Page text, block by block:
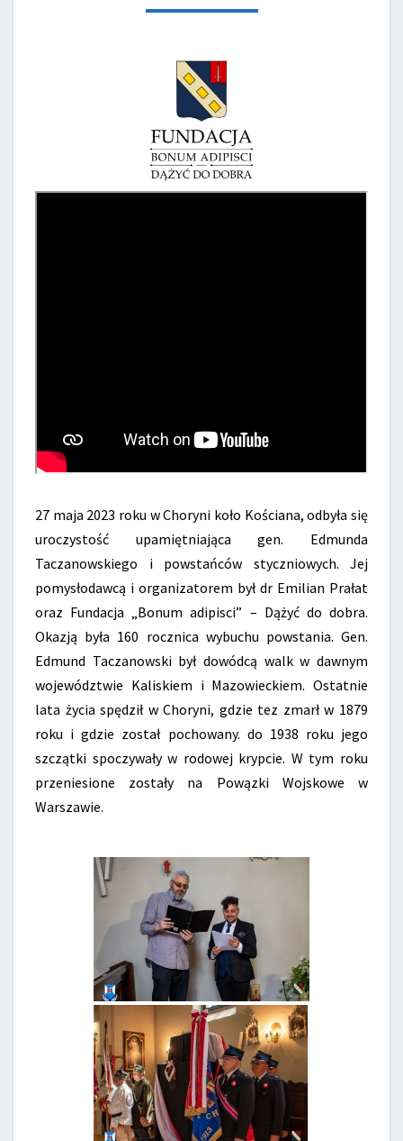
27 maja 2023 roku w Choryni koło Kościana, odbyła się
uroczystość upamiętniająca gen. Edmunda
Taczanowskiego i powstańców styczniowych. Jej
pomysłodawcą i organizatorem był dr Emilian Prałat
oraz Fundacja „Bonum adipisci” – Dążyć do dobra.
Okazją była 160 rocznica wybuchu powstania. Gen.
Edmund Taczanowski był dowódcą walk w dawnym
województwie Kaliskiem i Mazowieckiem. Ostatnie
lata życia spędził w Choryni, gdzie tez zmarł w 1879
roku i gdzie został pochowany. do 1938 roku jego
szczątki spoczywały w rodowej krypcie. W tym roku
przeniesione zostały na Powązki Wojskowe w
Warszawie.